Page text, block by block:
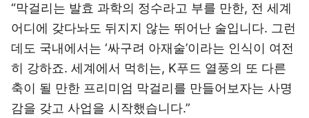
“막걸리는 발효 과학의 정수라고 부를 만한, 전 세계
어디에 갖다놔도 뒤지지 않는 뛰어난 술입니다. 그런
데도 국내에서는 ‘싸구려 아재술’이라는 인식이 여전
히 강하죠. 세계에서 먹히는, K푸드 열풍의 또 다른
축이 될 만한 프리미엄 막걸리를 만들어보자는 사명
감을 갖고 사업을 시작했습니다.”